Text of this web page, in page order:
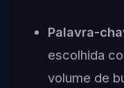
Palavra-
escolhida
volume de